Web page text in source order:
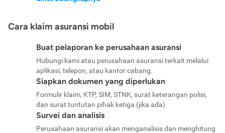
Cara klaim asuransi mobil
Buat pelaporan ke perusahaan asuransi
Hubungi kami atau perusahaan asuransi terkait melalui
aplikasi, telepon, atau kantor cabang.
Siapkan dokumen yang diperlukan
Formulir klaim, KTP, SIM, STNK, surat keterangan polisi,
dan surat tuntutan pihak ketiga (jika ada).
Survei dan analisis
Perusahaan asuransi akan menganalisis dan menghitung